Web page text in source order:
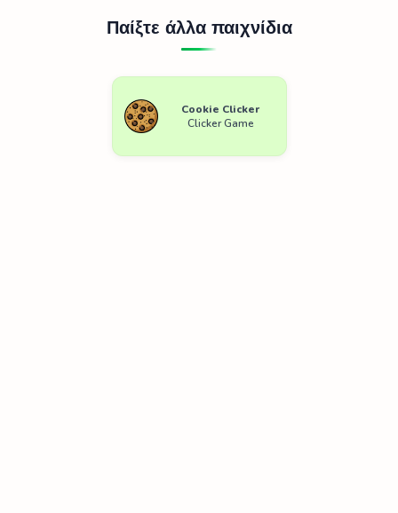
Παίξτε άλλα παιχνίδια
Cookie Clicker
Clicker Game